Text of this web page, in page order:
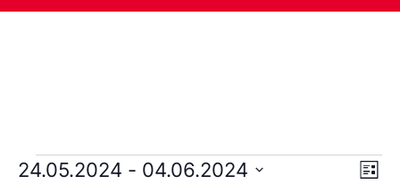
Liste
24.05.2024 - 04.06.2024